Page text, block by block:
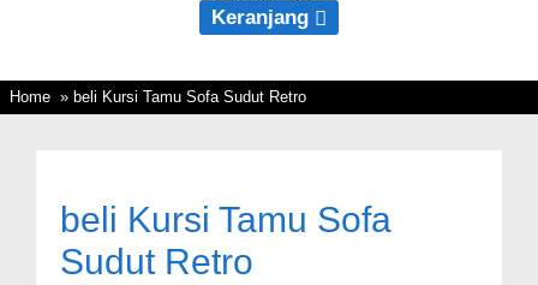
Keranjang
Home » beli Kursi Tamu Sofa Sudut Retro
beli Kursi Tamu Sofa
Sudut Retro